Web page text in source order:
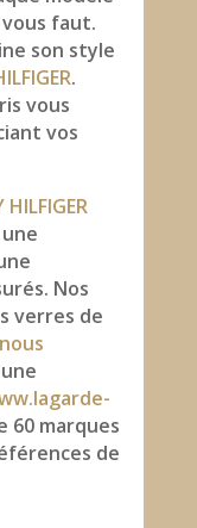
faut.
son style
.
vous
vos
Nos
verres de
nous
60 marques
de